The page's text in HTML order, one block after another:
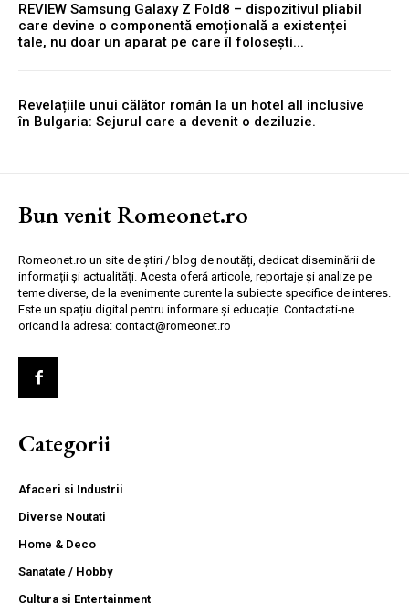
REVIEW Samsung Galaxy Z Fold8 – dispozitivul pliabil
care devine o componentă emoțională a existenței
tale, nu doar un aparat pe care îl folosești...
Revelațiile unui călător român la un hotel all inclusive
în Bulgaria: Sejurul care a devenit o deziluzie.
Bun venit Romeonet.ro
Romeonet.ro un site de știri / blog de noutăți, dedicat diseminării de
informații și actualități. Acesta oferă articole, reportaje și analize pe
teme diverse, de la evenimente curente la subiecte specifice de interes.
Este un spațiu digital pentru informare și educație. Contactati-ne
oricand la adresa: contact@romeonet.ro
Categorii
Afaceri si Industrii
Diverse Noutati
Home & Deco
Sanatate / Hobby
Cultura si Entertainment